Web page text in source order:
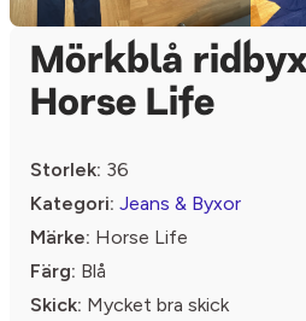
Mörkblå
Horse Life
Storlek: 36
Kategori: Jeans & Byxor
Märke: Horse Life
Färg: Blå
Skick: Mycket bra skick